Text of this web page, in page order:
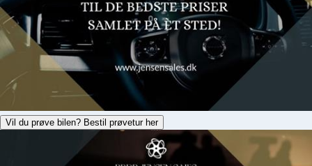
Vil du prøve bilen? Bestil prøvetur her